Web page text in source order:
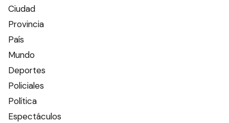
Ciudad
Provincia
País
Mundo
Deportes
Policiales
Política
Espectáculos